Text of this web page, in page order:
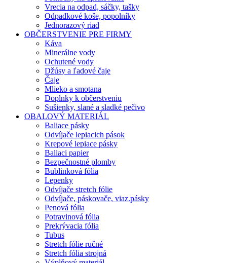
Vrecia na odpad, sáčky, tašky
Odpadkové koše, popolníky
Jednorazový riad
OBČERSTVENIE PRE FIRMY
Káva
Minerálne vody
Ochutené vody
Džúsy a ľadové čaje
Čaje
Mlieko a smotana
Doplnky k občerstveniu
Sušienky, slané a sladké pečivo
OBALOVÝ MATERIÁL
Baliace pásky
Odvíjače lepiacich pások
Krepové lepiace pásky
Baliaci papier
Bezpečnostné plomby
Bublinková fólia
Lepenky
Odvíjače stretch fólie
Odvíjače, páskovače, viaz.pásky
Penová fólia
Potravinová fólia
Prekrývacia fólia
Tubus
Stretch fólie ručné
Stretch fólia strojná